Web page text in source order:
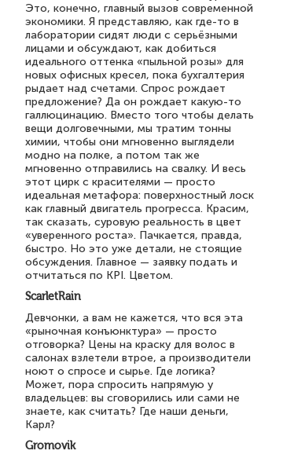
Это, конечно, главный вызов современной
экономики. Я представляю, как где-то в
лаборатории сидят люди с серьёзными
лицами и обсуждают, как добиться
идеального оттенка «пыльной розы» для
новых офисных кресел, пока бухгалтерия
рыдает над счетами. Спрос рождает
предложение? Да он рождает какую-то
галлюцинацию. Вместо того чтобы делать
вещи долговечными, мы тратим тонны
химии, чтобы они мгновенно выглядели
модно на полке, а потом так же
мгновенно отправились на свалку. И весь
этот цирк с красителями — просто
идеальная метафора: поверхностный лоск
как главный двигатель прогресса. Красим,
так сказать, суровую реальность в цвет
«уверенного роста». Пачкается, правда,
быстро. Но это уже детали, не стоящие
обсуждения. Главное — заявку подать и
отчитаться по KPI. Цветом.
ScarletRain
Девчонки, а вам не кажется, что вся эта
«рыночная конъюнктура» — просто
отговорка? Цены на краску для волос в
салонах взлетели втрое, а производители
ноют о спросе и сырье. Где логика?
Может, пора спросить напрямую у
владельцев: вы сговорились или сами не
знаете, как считать? Где наши деньги,
Карл?
Gromovik